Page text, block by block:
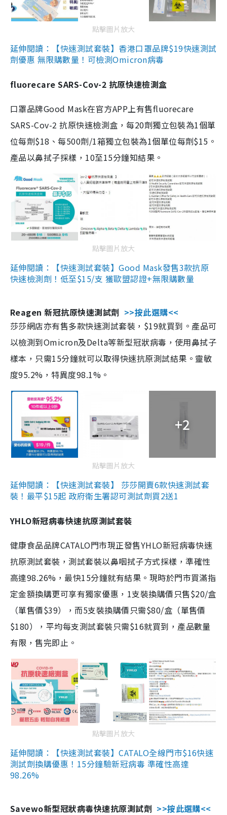
點擊圖片放大
延伸閱讀：【快速測試套裝】香港口罩品牌$19快速測試
劑優惠 無限購數量！可檢測Omicron病毒
fluorecare SARS-Cov-2 抗原快速檢測盒
口罩品牌Good Mask在官方APP上有售fluorecare
SARS-Cov-2 抗原快速檢測盒，每20劑獨立包裝為1個單
位每劑$18、每500劑/1箱獨立包裝為1個單位每劑$15。
產品以鼻拭子採樣，10至15分鐘知結果。
點擊圖片放大
延伸閱讀：【快速測試套裝】Good Mask發售3款抗原
快速檢測劑！低至$15/支 獲歐盟認證+無限購數量
Reagen 新冠抗原快速測試劑 >>按此選購<<
莎莎網店亦有售多款快速測試套裝，$19就買到。產品可
以檢測到Omicron及Delta等新型冠狀病毒，使用鼻拭子
樣本，只需15分鐘就可以取得快速抗原測試結果。靈敏
度95.2%，特異度98.1%。
+2
點擊圖片放大
延伸閱讀：【快速測試套裝】 莎莎開賣6款快速測試套
裝！最平$15起 政府衛生署認可測試劑買2送1
YHLO新冠病毒快速抗原測試套裝
健康食品品牌CATALO門市現正發售YHLO新冠病毒快速
抗原測試套裝，測試套裝以鼻咽拭子方式採樣，準確性
高達98.26%，最快15分鐘就有結果。現時於門市買滿指
定金額換購更可享有獨家優惠，1支裝換購價只售$20/盒
（單售價$39），而5支裝換購價只需$80/盒（單售價
$180），平均每支測試套裝只需$16就買到，產品數量
有限，售完即止。
點擊圖片放大
延伸閱讀：【快速測試套裝】CATALO全線門市$16快速
測試劑換購優惠！15分鐘驗新冠病毒 準確性高達
98.26%
Savewo新型冠狀病毒快速抗原測試劑 >>按此選購<<